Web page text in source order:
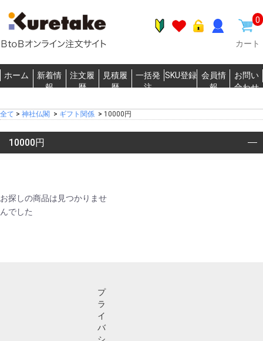
0
カート
ホーム
新着情
報
注文履
歴
見積履
歴
一括発
注
SKU登録 会員情
報
お問い
合わせ
全て > 神社仏閣 > ギフト関係 > 10000円
10000円
お探しの商品は見つかりませ
んでした
プ
ラ
イ
バ